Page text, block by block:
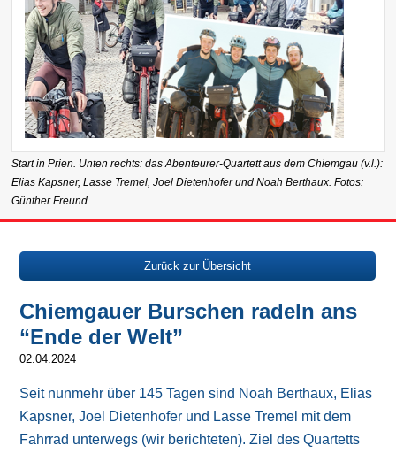
Start in Prien. Unten rechts: das Abenteurer-Quartett aus dem Chiemgau (v.l.):
Elias Kapsner, Lasse Tremel, Joel Dietenhofer und Noah Berthaux. Fotos:
Günther Freund
Zurück zur Übersicht
Chiemgauer Burschen radeln ans
“Ende der Welt”
02.04.2024
Seit nunmehr über 145 Tagen sind Noah Berthaux, Elias
Kapsner, Joel Dietenhofer und Lasse Tremel mit dem
Fahrrad unterwegs (wir berichteten). Ziel des Quartetts